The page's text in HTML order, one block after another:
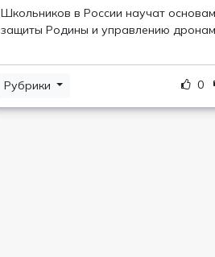
Школьников в России научат основам
защиты Родины и управлению
Рубрики 0